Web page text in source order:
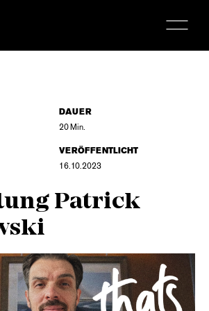
DAUER
20 Min.
VERÖFFENTLICHT
16.10.2023
Patrick